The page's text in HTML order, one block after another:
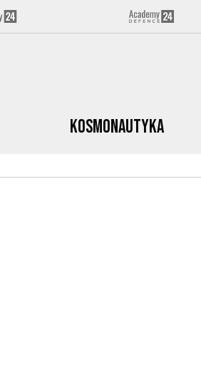
Kosmonautyka